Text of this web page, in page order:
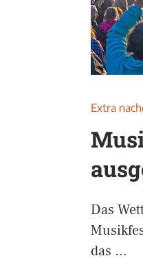
Extra
Das
das …